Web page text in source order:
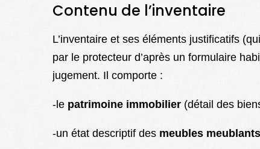
Contenu de l’inventaire
L’inventaire et ses éléments justificatifs
par le protecteur d’après un formulaire
jugement. Il comporte :
-le patrimoine immobilier (détail des
-un état descriptif des meubles meublants